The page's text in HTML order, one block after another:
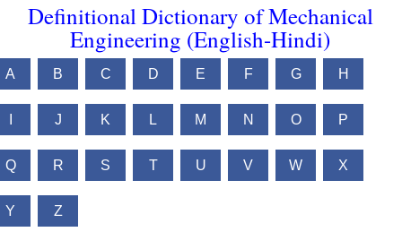
Definitional Dictionary of Mechanical
Engineering (English-Hindi)
A B C D E F G H
J K L M N O P
Q R S T U V W X
Y Z